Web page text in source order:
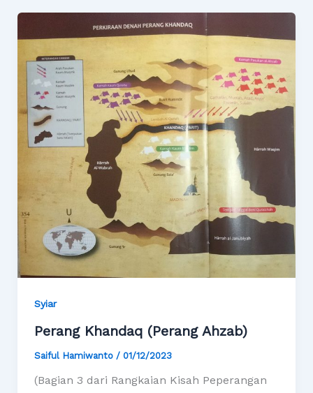
Syiar
Perang Khandaq (Perang Ahzab)
Saiful Hamiwanto / 01/12/2023
(Bagian 3 dari Rangkaian Kisah Peperangan